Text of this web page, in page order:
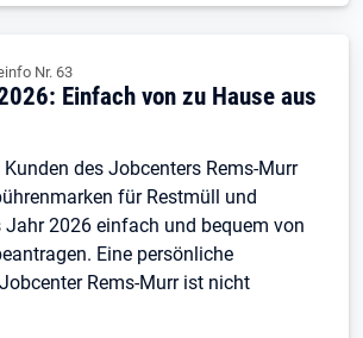
Nr. 63
Einfach von zu Hause aus
des Jobcenters Rems-Murr
für Restmüll und
2026 einfach und bequem von
Eine persönliche
Rems-Murr ist nicht